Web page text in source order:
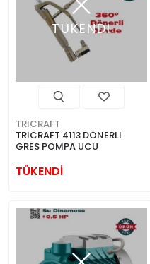
TÜKENDİ
TRICRAFT
TRICRAFT 4113 DÖNERLİ
GRES POMPA UCU
TÜKENDİ